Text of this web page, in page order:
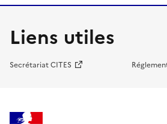
Liens utiles
Secrétariat CITES